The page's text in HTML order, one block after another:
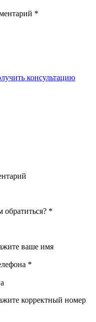
*
консультацию
обратиться? *
ваше имя
*
корректный номер